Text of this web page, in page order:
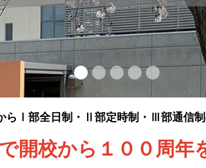
らⅠ部全日制・Ⅱ部定時制・Ⅲ部通信制
開校から１００周年